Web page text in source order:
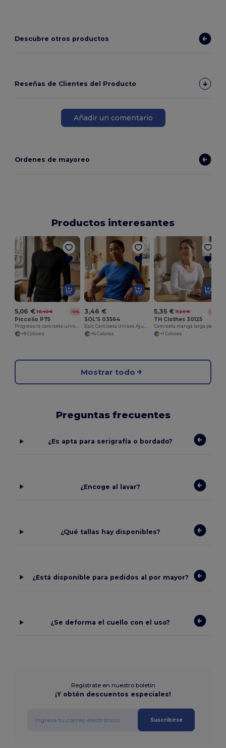
Descubre otros productos
Reseñas de Clientes del Producto
Añadir un comentario
Ordenes de mayoreo
Productos interesantes
5,06 € 10,40 € -51%
Piccolio P75
Progreso ls camiseta unisex
+8 Colores
3,46 €
SOL'S 03564
Epic Camiseta Unisex Ajustada De Punto Liso Y Cuello Redondo
+6 Colores
5,35 € 7,20 € -26%
TH Clothes 30125
+1 Colores
Mostrar todo
Preguntas frecuentes
¿Es apta para serigrafía o bordado?
¿Encoge al lavar?
¿Qué tallas hay disponibles?
¿Está disponible para pedidos al por mayor?
¿Se deforma el cuello con el uso?
Regístrate en nuestro boletín
¡Y obtén descuentos especiales!
Suscribirse